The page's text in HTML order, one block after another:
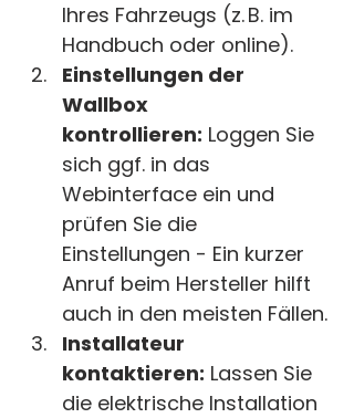
Ihres Fahrzeugs (z. B. im
Handbuch oder online).
Einstellungen der
Wallbox
kontrollieren: Loggen Sie
sich ggf. in das
Webinterface ein und
prüfen Sie die
Einstellungen - Ein kurzer
Anruf beim Hersteller hilft
auch in den meisten Fällen.
Installateur
kontaktieren: Lassen Sie
die elektrische Installation